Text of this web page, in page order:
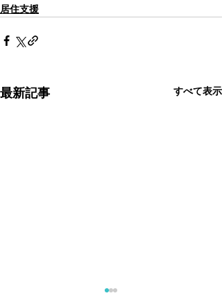
居住支援
最新記事 すべて表示